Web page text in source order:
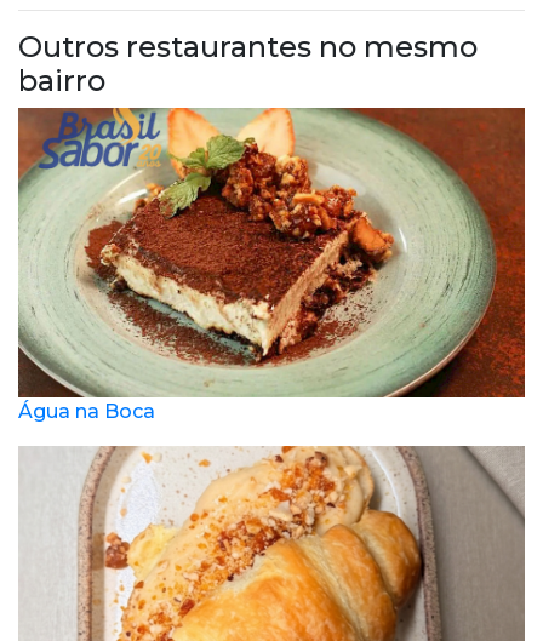
Outros restaurantes no mesmo
bairro
Água na Boca